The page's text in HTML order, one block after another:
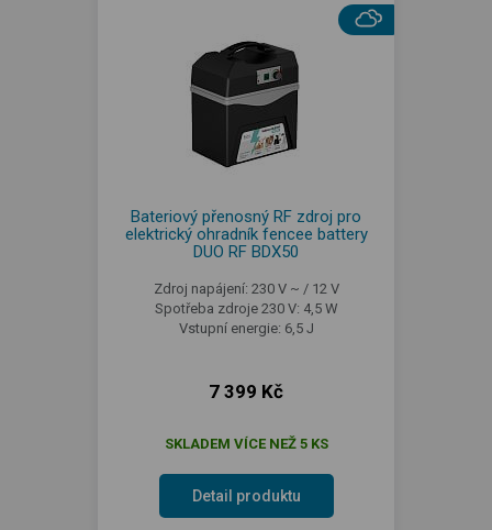
Bateriový přenosný RF zdroj pro
elektrický ohradník fencee battery
DUO RF BDX50
Zdroj napájení: 230 V ~ / 12 V
Spotřeba zdroje 230 V: 4,5 W
Vstupní energie: 6,5 J
7 399 Kč
SKLADEM VÍCE NEŽ 5 KS
Detail produktu